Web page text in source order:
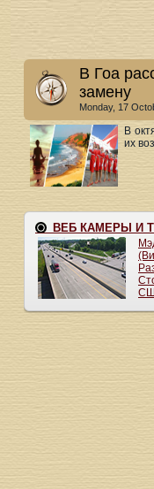
В Гоа
замену
Monday, 17
В
их